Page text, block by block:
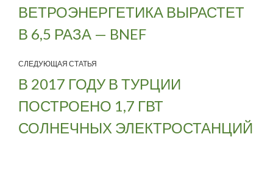
ВЕТРОЭНЕРГЕТИКА ВЫРАСТЕТ
В 6,5 РАЗА — BNEF
СЛЕДУЮЩАЯ СТАТЬЯ
В 2017 ГОДУ В ТУРЦИИ
ПОСТРОЕНО 1,7 ГВТ
СОЛНЕЧНЫХ ЭЛЕКТРОСТАНЦИЙ